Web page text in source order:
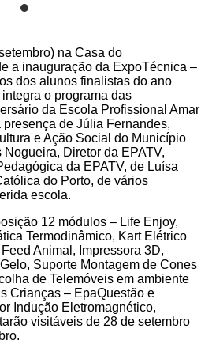
na Casa do
a inauguração da ExpoTécnica –
dos alunos finalistas do ano
o programa das
da Escola Profissional Amar
presença de Júlia Fernandes,
e Ação Social do Município
Diretor da EPATV,
da EPATV, de Luísa
do Porto, de vários
escola.
12 módulos – Life Enjoy,
Termodinâmico, Kart Elétrico
Animal, Impressora 3D,
Suporte Montagem de Cones
de Telemóveis em ambiente
Crianças – EpaQuestão e
Indução Eletromagnético,
visitáveis de 28 de setembro